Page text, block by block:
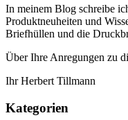
In meinem Blog schreibe
Produktneuheiten und
Briefhüllen und die
Über Ihre Anregungen zu
Ihr Herbert Tillmann
Kategorien